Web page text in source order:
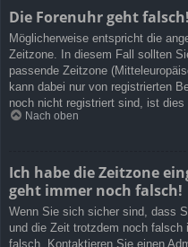
Die Forenuhr geht falsch!
Möglicherweise entspricht die
Zeitzone. In diesem Fall sollten
passende Zeitzone
kann dabei nur von registrierten
noch nicht registriert sind, ist
Nach oben
Ich habe die Zeitzone
geht immer noch falsch!
Wenn Sie sich sicher sind, dass
und die Zeit trotzdem noch
falsch. Kontaktieren Sie einen